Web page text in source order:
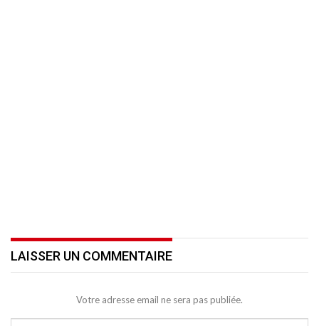
LAISSER UN COMMENTAIRE
Votre adresse email ne sera pas publiée.